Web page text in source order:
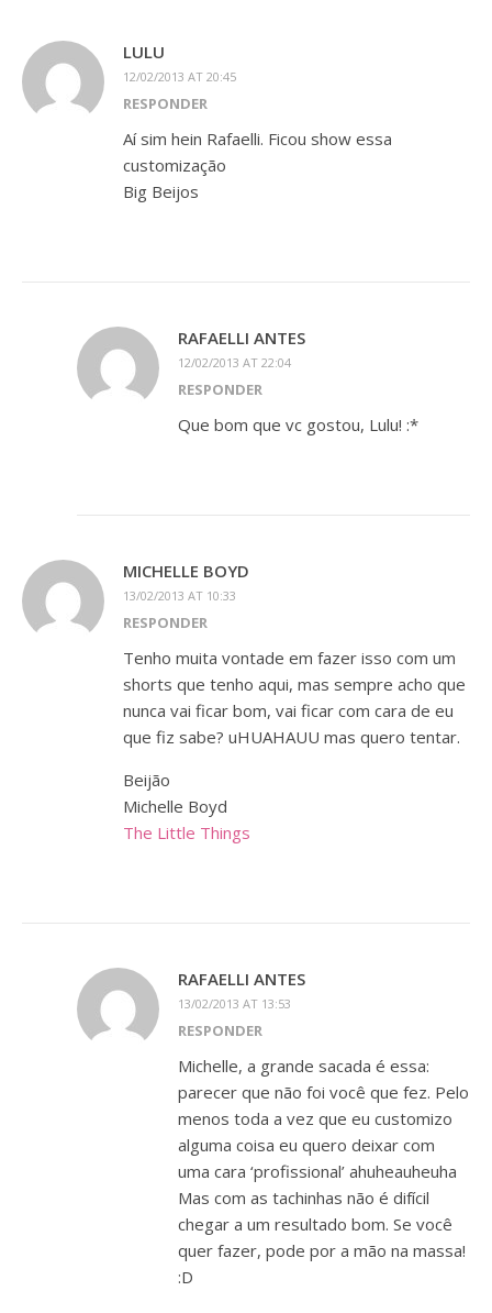
LULU
12/02/2013 AT 20:45
RESPONDER
Aí sim hein Rafaelli. Ficou show essa
customização
Big Beijos
RAFAELLI ANTES
12/02/2013 AT 22:04
RESPONDER
Que bom que vc gostou, Lulu! :*
MICHELLE BOYD
13/02/2013 AT 10:33
RESPONDER
Tenho muita vontade em fazer isso com um
shorts que tenho aqui, mas sempre acho que
nunca vai ficar bom, vai ficar com cara de eu
que fiz sabe? uHUAHAUU mas quero tentar.
Beijão
Michelle Boyd
The Little Things
RAFAELLI ANTES
13/02/2013 AT 13:53
RESPONDER
Michelle, a grande sacada é essa:
parecer que não foi você que fez. Pelo
menos toda a vez que eu customizo
alguma coisa eu quero deixar com
uma cara ‘profissional’ ahuheauheuha
Mas com as tachinhas não é difícil
chegar a um resultado bom. Se você
quer fazer, pode por a mão na massa!
:D